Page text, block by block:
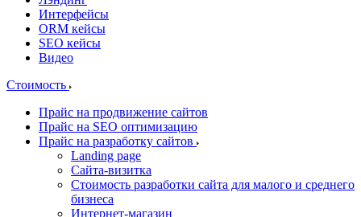
Интерфейсы
ORM кейсы
SEO кейсы
Видео
Стоимость
Прайс на продвижение сайтов
Прайс на SEO оптимизацию
Прайс на разработку сайтов
Landing page
Cайта-визитка
Стоимость разработки сайта для малого и среднего
бизнеса
Интернет-магазин